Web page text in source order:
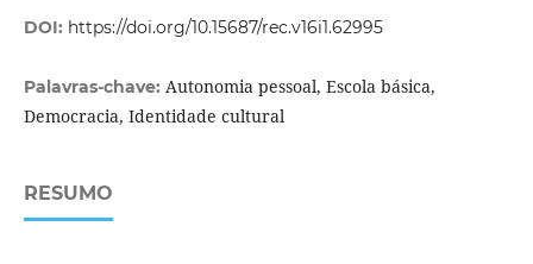
DOI: https://doi.org/10.15687/rec.v16i1.62995
Palavras-chave: Autonomia pessoal, Escola básica,
Democracia, Identidade cultural
RESUMO